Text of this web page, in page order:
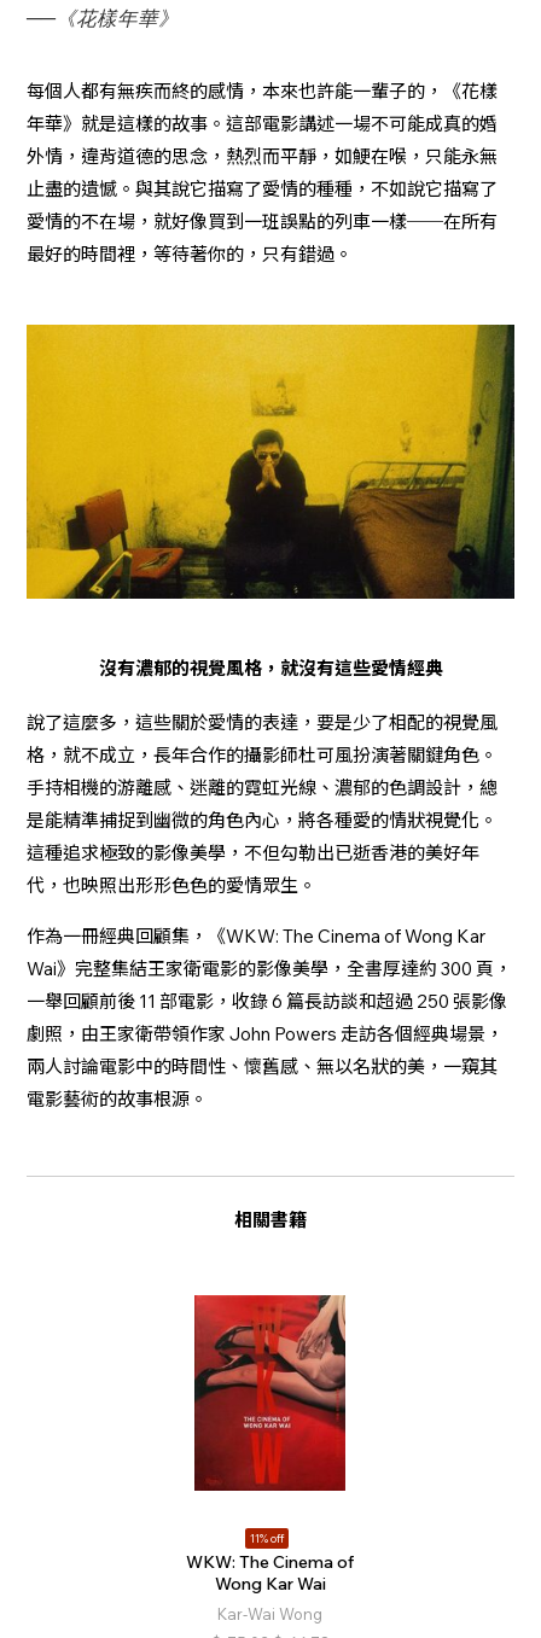
──《花樣年華》
每個人都有無疾而終的感情，本來也許能一輩子的，《花樣
年華》就是這樣的故事。這部電影講述一場不可能成真的婚
外情，違背道德的思念，熱烈而平靜，如鯁在喉，只能永無
止盡的遺憾。與其說它描寫了愛情的種種，不如說它描寫了
愛情的不在場，就好像買到一班誤點的列車一樣──在所有
最好的時間裡，等待著你的，只有錯過。
沒有濃郁的視覺風格，就沒有這些愛情經典
說了這麼多，這些關於愛情的表達，要是少了相配的視覺風
格，就不成立，長年合作的攝影師杜可風扮演著關鍵角色。
手持相機的游離感、迷離的霓虹光線、濃郁的色調設計，總
是能精準捕捉到幽微的角色內心，將各種愛的情狀視覺化。
這種追求極致的影像美學，不但勾勒出已逝香港的美好年
代，也映照出形形色色的愛情眾生。
作為一冊經典回顧集，《WKW: The Cinema of Wong Kar
Wai》完整集結王家衛電影的影像美學，全書厚達約 300 頁，
一舉回顧前後 11 部電影，收錄 6 篇長訪談和超過 250 張影像
劇照，由王家衛帶領作家 John Powers 走訪各個經典場景，
兩人討論電影中的時間性、懷舊感、無以名狀的美，一窺其
電影藝術的故事根源。
相關書籍
11% off
WKW: The Cinema of
Wong Kar Wai
Kar-Wai Wong